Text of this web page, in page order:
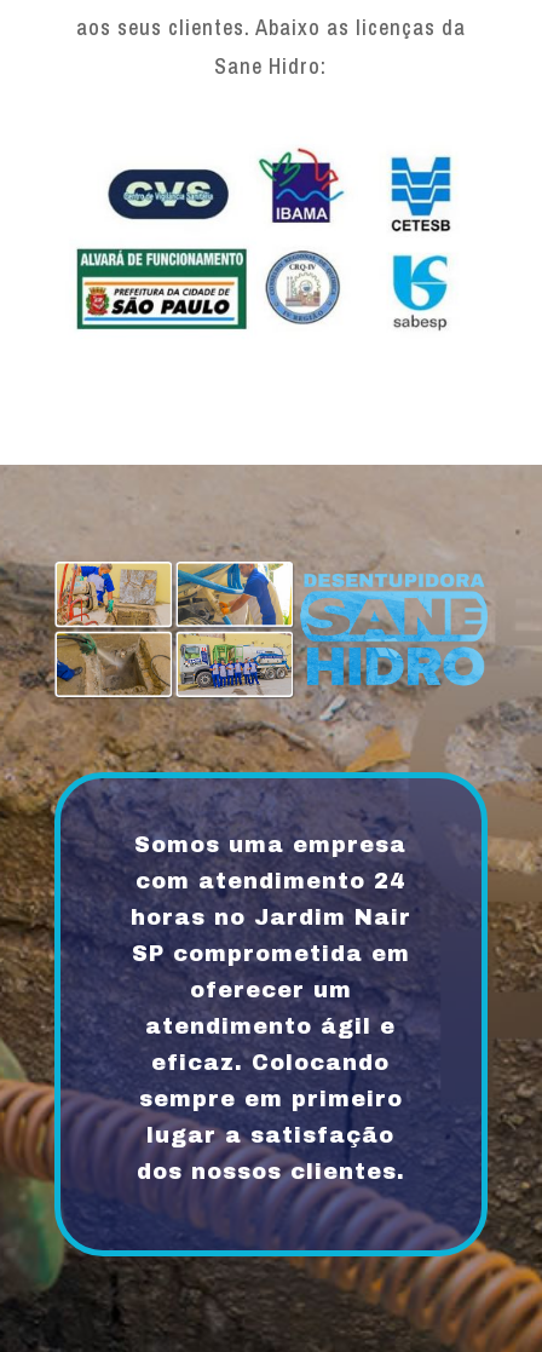
aos seus clientes. Abaixo as licenças da
Sane Hidro:
Somos uma empresa
com atendimento 24
horas no Jardim Nair
SP comprometida em
oferecer um
atendimento ágil e
eficaz. Colocando
sempre em primeiro
lugar a satisfação
dos nossos clientes.